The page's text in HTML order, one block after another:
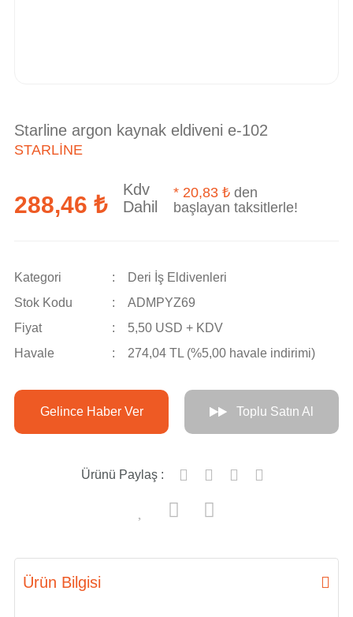
Starline argon kaynak eldiveni e-102
STARLINE
288,46 ₺
Kdv
Dahil
* 20,83 ₺ den
başlayan taksitlerle!
Kategori
Deri İş Eldivenleri
Stok Kodu
ADMPYZ69
Fiyat
5,50 USD + KDV
Havale
274,04 TL (%5,00 havale indirimi)
Gelince Haber Ver Toplu Satın Al
Ürünü Paylaş :
Ürün Bilgisi